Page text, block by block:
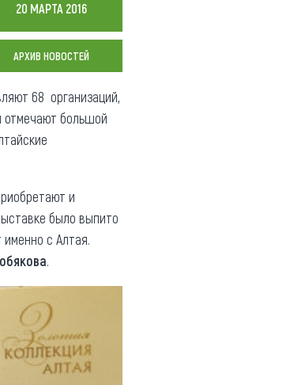
Блог путешественника
Фотогалерея
20 МАРТА 2016
АРХИВ НОВОСТЕЙ
68 организаций,
отмечают большой
и
было выпито
с Алтая.
.